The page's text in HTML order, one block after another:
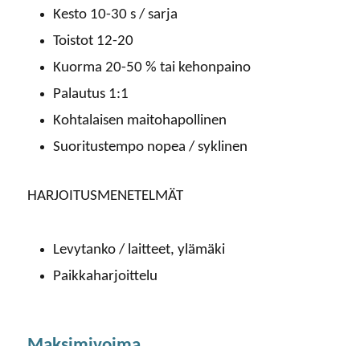
Kesto 10-30 s / sarja
Toistot 12-20
Kuorma 20-50 % tai kehonpaino
Palautus 1:1
Kohtalaisen maitohapollinen
Suoritustempo nopea / syklinen
HARJOITUSMENETELMÄT
Levytanko / laitteet, ylämäki
Paikkaharjoittelu